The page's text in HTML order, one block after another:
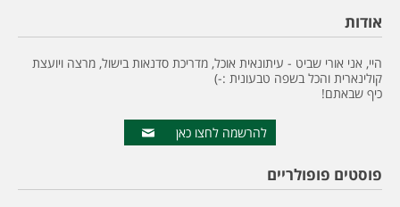
אודות
היי, אני אורי שביט - עיתונאית אוכל, מדריכת סדנאות בישול, מרצה ויועצת
קולינארית והכל בשפה טבעונית :-)
כיף שבאתם!
להרשמה לחצו כאן
פוסטים פופולריים